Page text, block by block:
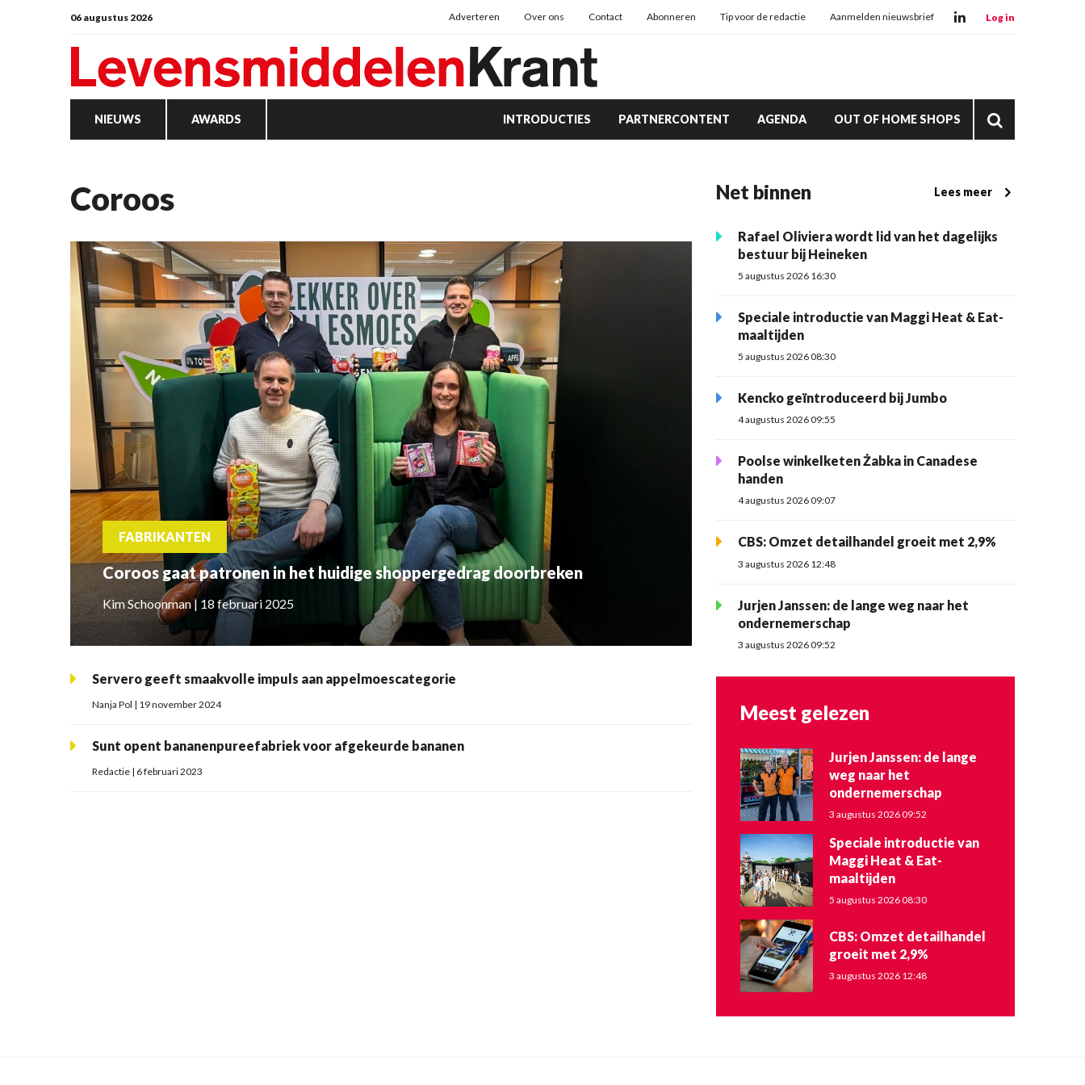
06 augustus 2026 Adverteren Over ons Contact Abonneren Tip voor de redactie Aanmelden nieuwsbrief Log in
NIEUWS AWARDS INTRODUCTIES PARTNERCONTENT AGENDA OUT OF HOME SHOPS
Coroos
FABRIKANTEN
Coroos gaat patronen in het huidige shoppergedrag doorbreken
Kim Schoonman | 18 februari 2025
Servero geeft smaakvolle impuls aan appelmoescategorie
Nanja Pol | 19 november 2024
Sunt opent bananenpureefabriek voor afgekeurde bananen
Redactie | 6 februari 2023
Net binnen Lees meer
Rafael Oliviera wordt lid van het dagelijks
bestuur bij Heineken
5 augustus 2026 16:30
Speciale introductie van Maggi Heat & Eat-
maaltijden
5 augustus 2026 08:30
Kencko geïntroduceerd bij Jumbo
4 augustus 2026 09:55
Poolse winkelketen Żabka in Canadese
handen
4 augustus 2026 09:07
CBS: Omzet detailhandel groeit met 2,9%
3 augustus 2026 12:48
Jurjen Janssen: de lange weg naar het
ondernemerschap
3 augustus 2026 09:52
Meest gelezen
Jurjen Janssen: de lange
weg naar het
ondernemerschap
3 augustus 2026 09:52
Speciale introductie van
Maggi Heat & Eat-
maaltijden
5 augustus 2026 08:30
CBS: Omzet detailhandel
groeit met 2,9%
3 augustus 2026 12:48